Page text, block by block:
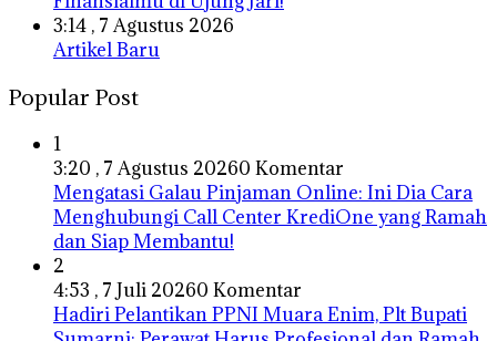
3:14 , 7 Agustus 2026
Artikel Baru
Popular Post
1
3:20 , 7 Agustus 20260 Komentar
Mengatasi Galau Pinjaman Online: Ini Dia Cara
Menghubungi Call Center KrediOne yang Ramah
dan Siap Membantu!
2
4:53 , 7 Juli 20260 Komentar
Hadiri Pelantikan PPNI Muara Enim, Plt Bupati